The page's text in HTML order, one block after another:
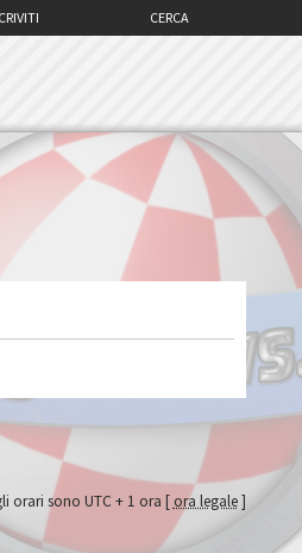
CERCA
orari sono UTC + 1 ora [ ora legale]